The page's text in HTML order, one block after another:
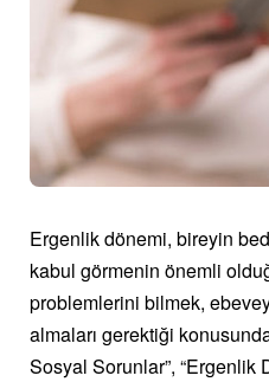
Ergenlik dönemi, bireyin
kabul görmenin önemli
problemlerini bilmek,
almaları gerektiği
Sosyal Sorunlar”,